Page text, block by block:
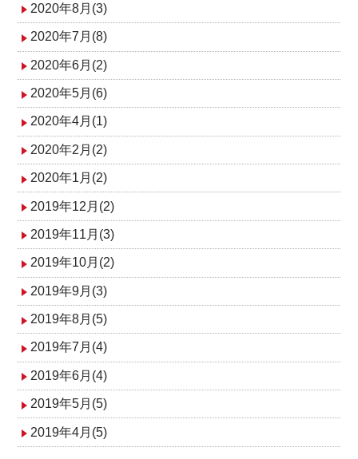
2020年8月(3)
2020年7月(8)
2020年6月(2)
2020年5月(6)
2020年4月(1)
2020年2月(2)
2020年1月(2)
2019年12月(2)
2019年11月(3)
2019年10月(2)
2019年9月(3)
2019年8月(5)
2019年7月(4)
2019年6月(4)
2019年5月(5)
2019年4月(5)